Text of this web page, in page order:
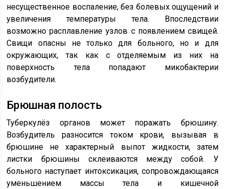
несущественное воспаление, без болевых ощущений и
увеличения температуры тела. Впоследствии
возможно расплавление узлов с появлением свищей.
Свищи опасны не только для больного, но и для
окружающих, так как с отделяемым из них на
поверхность тела попадают микобактерии
возбудители.
Брюшная полость
Туберкулёз органов может поражать брюшину.
Возбудитель разносится током крови, вызывая в
брюшине не характерный выпот жидкости, затем
листки брюшины склеиваются между собой. У
больного наступает интоксикация, сопровождающаяся
уменьшением массы тела и кишечной